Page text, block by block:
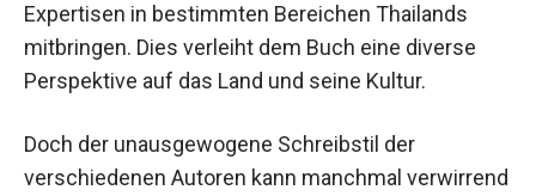
Expertisen in bestimmten Bereichen Thailands
mitbringen. Dies verleiht dem Buch eine diverse
Perspektive auf das Land und seine Kultur.
Doch der unausgewogene Schreibstil der
verschiedenen Autoren kann manchmal verwirrend